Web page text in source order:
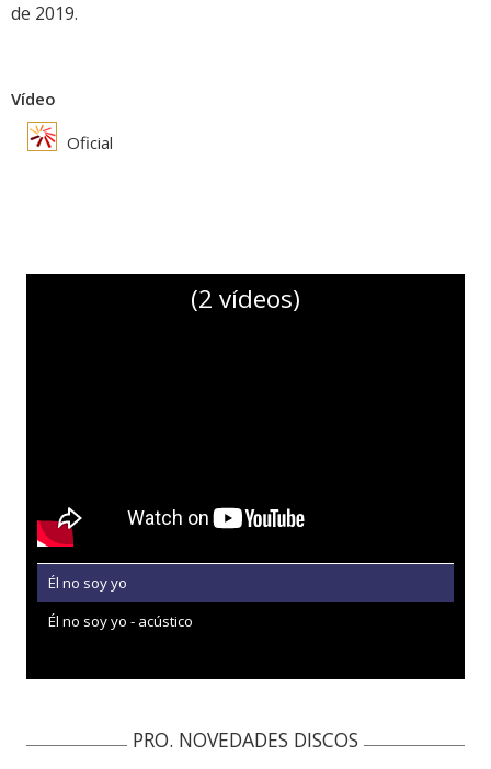
de 2019.
Vídeo
Oficial
(2 vídeos)
Él no soy yo
Él no soy yo - acústico
PRO. NOVEDADES DISCOS